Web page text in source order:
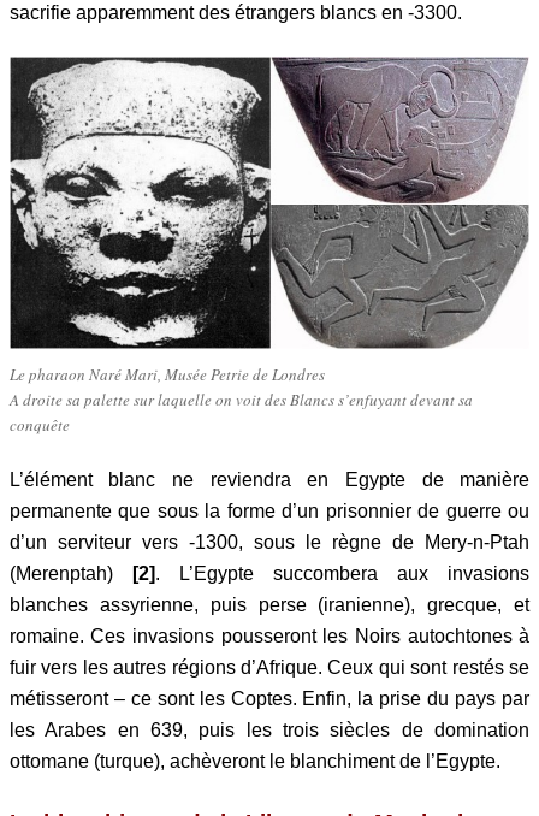
sacrifie apparemment des étrangers blancs en -3300.
Le pharaon Naré Mari, Musée Petrie de Londres
A droite sa palette sur laquelle on voit des Blancs s’enfuyant devant sa
conquête
L’élément blanc ne reviendra en Egypte de manière
permanente que sous la forme d’un prisonnier de guerre ou
d’un serviteur vers -1300, sous le règne de Mery-n-Ptah
(Merenptah)
[2]. L’Egypte succombera aux invasions
blanches assyrienne, puis perse (iranienne), grecque, et
romaine. Ces invasions pousseront les Noirs autochtones à
fuir vers les autres régions d’Afrique. Ceux qui sont restés se
métisseront – ce sont les Coptes. Enfin, la prise du pays par
les Arabes en 639, puis les trois siècles de domination
ottomane (turque), achèveront le blanchiment de l’Egypte.